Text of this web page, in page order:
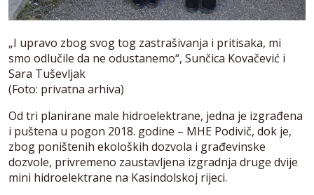
„I upravo zbog svog tog zastrašivanja i pritisaka, mi
smo odlučile da ne odustanemo“, Sunčica Kovačević i
Sara Tuševljak
(Foto: privatna arhiva)
Od tri planirane male hidroelektrane, jedna je izgrađena
i puštena u pogon 2018. godine – MHE Podivič, dok je,
zbog poništenih ekoloških dozvola i građevinske
dozvole, privremeno zaustavljena izgradnja druge dvije
mini hidroelektrane na Kasindolskoj rijeci.